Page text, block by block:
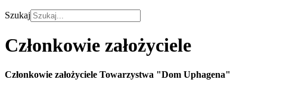
Szukaj
Członkowie założyciele
Członkowie założyciele Towarzystwa "Dom Uphagena"